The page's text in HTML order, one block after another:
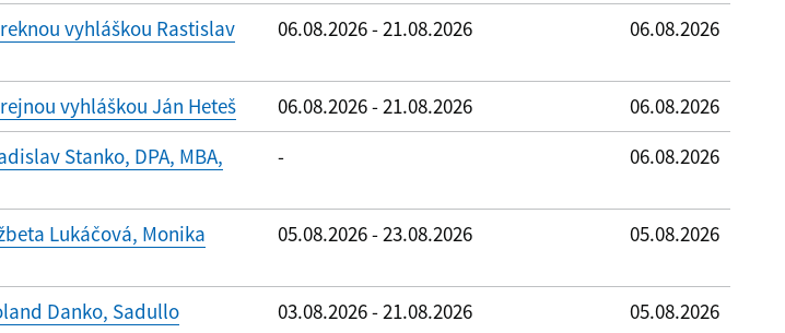
vyhláškou Rastislav
06.08.2026 - 21.08.2026 06.08.2026
vyhláškou Ján Heteš 06.08.2026 - 21.08.2026
06.08.2026
Stanko, DPA, MBA,
- 06.08.2026
Lukáčová, Monika
05.08.2026 - 23.08.2026 05.08.2026
Danko, Sadullo
03.08.2026 - 21.08.2026 05.08.2026